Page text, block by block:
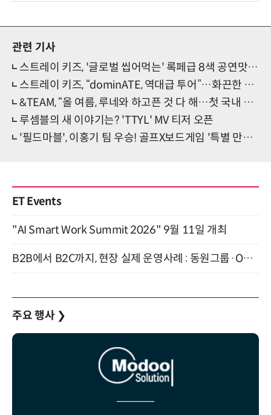
관련 기사
스트레이 키즈, '글로벌 씹어먹는' 록페급 8색 공연맛…'dominATE' 서울 솔로무대(현장)
스트레이 키즈, “dominATE, 역대급 투어”…화끈한 록힙합맛 오프닝 선사(현장)
&TEAM, “올 여름, 루네와 하고픈 것 다 해…첫 국내 아레나콘 설렘 드러내(현장)
루셈블의 새 이야기는? 'TTYL' MV 티저 오픈
'필드마블', 이홍기 팀 우승! 골프X보드게임 '특별 만남' 성료
ET Events
"AI Smart Work Summit 2026" 9월 11일 개최
B2B에서 B2C까지, 현장 실제 운영사례 : 동원그룹·OCI·다이닝브랜즈그룹·당근 (8/27)
주요 행사 ❯